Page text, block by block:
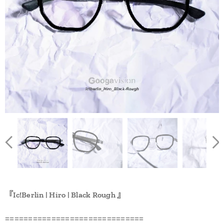
『Ic!Berlin | Hiro | Black Rough 』
==============================